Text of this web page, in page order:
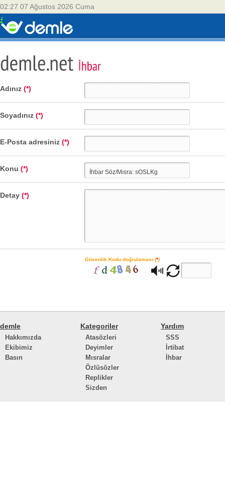
02:27 07 Ağustos 2026 Cuma
Adınız (*)
Soyadınız (*)
E-Posta adresiniz (*)
Konu (*)
Detay (*)
Güvenlik Kodu doğrulaması (*)
demle
Hakkımızda
Ekibimiz
Basın
Kategoriler
Atasözleri
Deyimler
Mısralar
Özlüsözler
Replikler
Sizden
Yardım
SSS
İrtibat
İhbar